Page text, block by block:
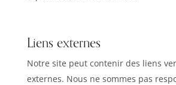
Liens externes
Notre site peut contenir des liens
externes. Nous ne sommes pas